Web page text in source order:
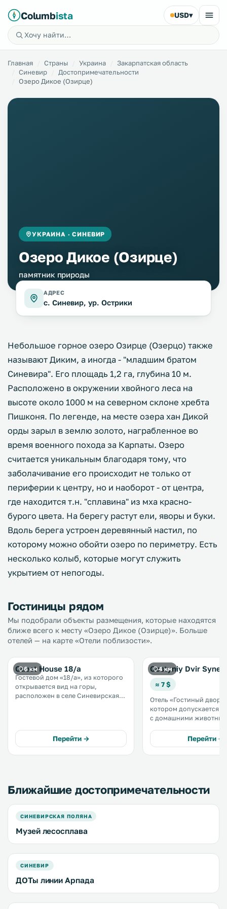
Columbista USD▾
Главная Страны Украина
Закарпатская область
Синевир
Достопримечательности
Озеро Дикое (Озирце)
УКРАИНА · СИНЕВИР
Озеро Дикое (Озирце)
памятник природы
АДРЕС
с. Синевир, ур. Острики
Небольшое горное озеро Озирце (Озерцо) также
называют Диким, а иногда - "младшим братом
Синевира". Его площадь 1,2 га, глубина 10 м.
Расположено в окружении хвойного леса на
высоте около 1000 м на северном склоне хребта
Пишконя. По легенде, на месте озера хан Дикой
орды зарыл в землю золото, награбленное во
время военного похода за Карпаты. Озеро
считается уникальным благодаря тому, что
заболачивание его происходит не только от
периферии к центру, но и наоборот - от центра,
где находится т.н. "сплавина" из мха красно-
бурого цвета. На берегу растут ели, яворы и буки.
Вдоль берега устроен деревянный настил, по
которому можно обойти озеро по периметру. Есть
несколько колыб, которые могут служить
укрытием от непогоды.
Гостиницы рядом
Мы подобрали объекты размещения, которые находятся
ближе всего к месту «Озеро Дикое (Озирце)». Больше
отелей — на карте «Отели поблизости».
6 км
Guest House 18/a
Гостевой дом «18/а», из которого
открывается вид на горы,
расположен в селе Синевирская
барбекю и бесплатная частная
парковка на территории. .
Перейти →
4 км
Gostyniy Dvir
≈ 7 $
Отель «Гостиный двор
котором допускается
с домашними
услугам гостей
принадлежности для
детская игровая
Перейти →
Ближайшие достопримечательности
СИНЕВИРСКАЯ ПОЛЯНА
Музей лесосплава
СИНЕВИР
ДОТы линии Арпада